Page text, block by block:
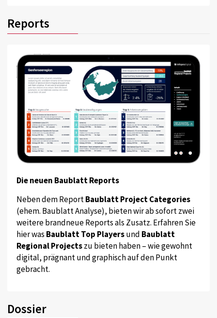
Reports
Die neuen Baublatt Reports
Neben dem ReportBaublatt Project Categories
(ehem. Baublatt Analyse), bieten wir ab sofort zwei
weitere brandneue Reports als Zusatz. Erfahren Sie
hier was Baublatt Top Playersund Baublatt
Regional Projectszu bieten haben – wie gewohnt
digital, prägnant und graphisch auf den Punkt
gebracht.
Dossier